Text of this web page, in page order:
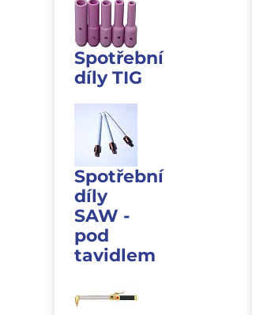
Spotřební
díly TIG
Spotřební
díly
SAW -
pod
tavidlem